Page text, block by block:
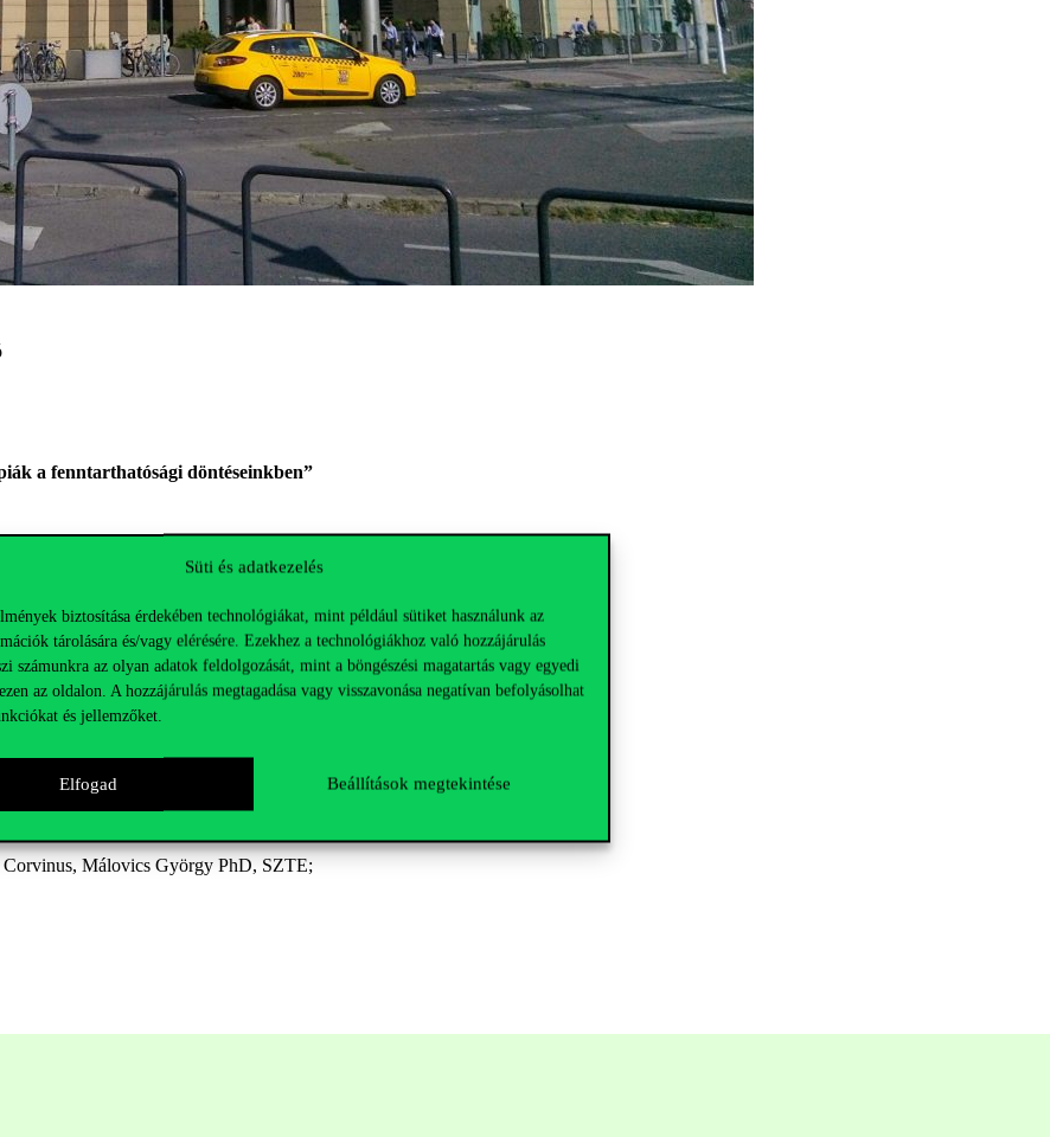
Süti és adatkezelés
biztosítása érdekében technológiákat, mint például sütiket használunk az
tárolására és/vagy elérésére. Ezekhez a technológiákhoz való hozzájárulás
számunkra az olyan adatok feldolgozását, mint a böngészési magatartás vagy egyedi
az oldalon. A hozzájárulás megtagadása vagy visszavonása negatívan befolyásolhat
és jellemzőket.
Elfogad Beállítások megtekintése
a fenntarthatósági döntéseinkben”
in sustainability research”
Málovics György PhD, SZTE;